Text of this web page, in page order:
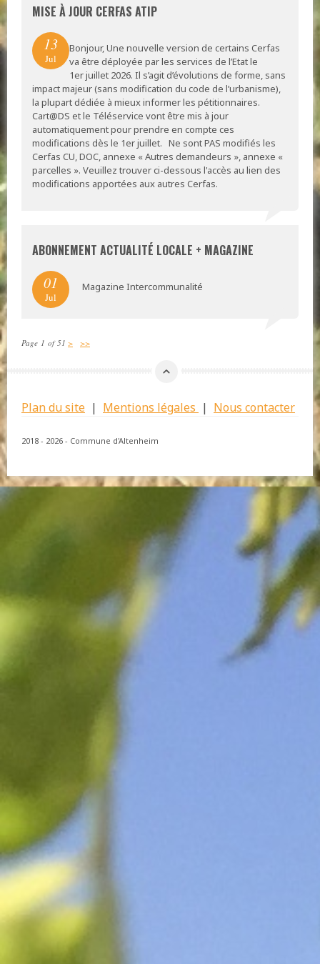
MISE À JOUR CERFAS ATIP
13
Jul
Bonjour, Une nouvelle version de certains Cerfas
va être déployée par les services de l’Etat le
1er juillet 2026. Il s’agit d’évolutions de forme, sans
impact majeur (sans modification du code de l’urbanisme),
la plupart dédiée à mieux informer les pétitionnaires.
Cart@DS et le Téléservice vont être mis à jour
automatiquement pour prendre en compte ces
modifications dès le 1er juillet. Ne sont PAS modifiés les
Cerfas CU, DOC, annexe « Autres demandeurs », annexe «
parcelles ». Veuillez trouver ci-dessous l'accès au lien des
modifications apportées aux autres Cerfas.
ABONNEMENT ACTUALITÉ LOCALE + MAGAZINE
01
Jul
Magazine Intercommunalité
Page 1 of 51 > >>
Plan du site | Mentions légales | Nous contacter
2018 - 2026 - Commune d'Altenheim